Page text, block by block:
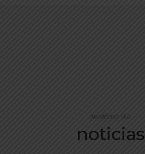
BROWSING TAG
noticias